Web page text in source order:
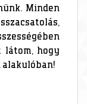
Minden
látom, hogy
alakulóban!